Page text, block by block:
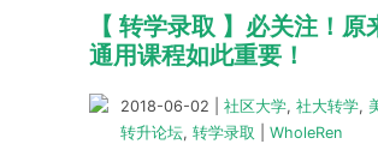
【 转学录取 】必关注！原
通用课程如此重要！
2018-06-02 社区大学, 社大转学,
转升论坛, 转学录取 WholeRen